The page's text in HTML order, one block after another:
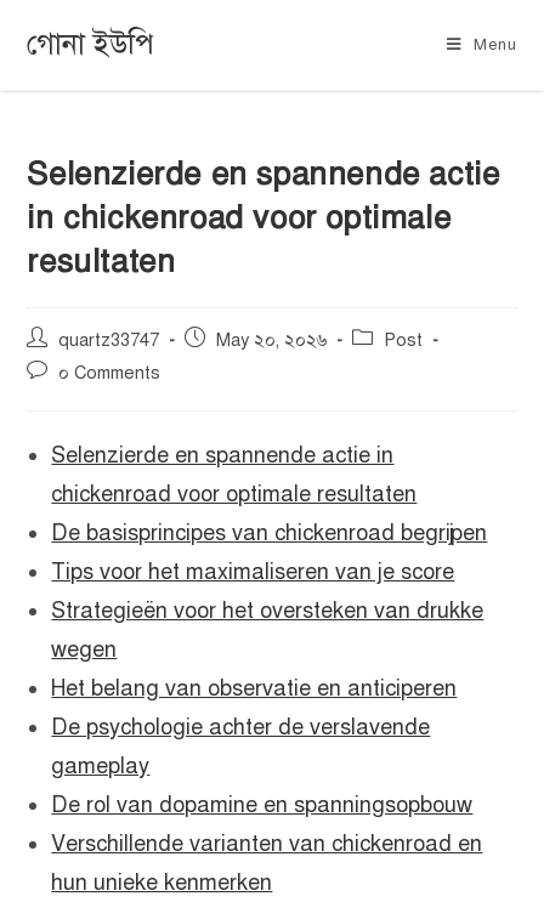
গোনা ইউপি Menu
Selenzierde en spannende actie
in chickenroad voor optimale
resultaten
quartz33747 May ২০, ২০২৬
Post
০ Comments
Selenzierde en spannende actie in
chickenroad voor optimale resultaten
De basisprincipes van chickenroad begrijpen
Tips voor het maximaliseren van je score
Strategieën voor het oversteken van drukke
wegen
Het belang van observatie en anticiperen
De psychologie achter de verslavende
gameplay
De rol van dopamine en spanningsopbouw
Verschillende varianten van chickenroad en
hun unieke kenmerken